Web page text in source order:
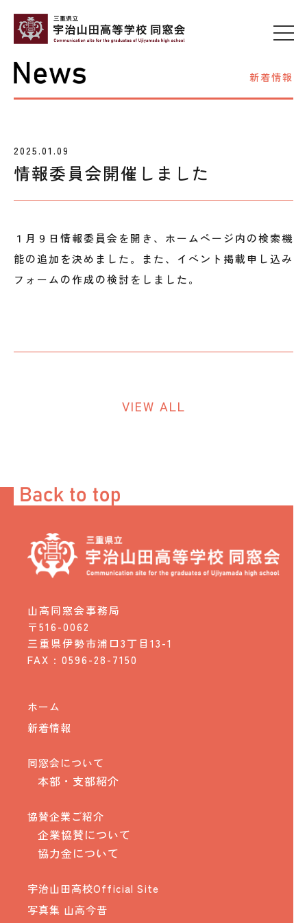
新着情報
2025.01.09
情報委員会開催しました
１月９日情報委員会を開き、ホームページ内の検索機
能の追加を決めました。また、イベント掲載申し込み
フォームの作成の検討をしました。
VIEW ALL
山高同窓会事務局
〒516-0062
三重県伊勢市浦口3丁目13-1
FAX : 0596-28-7150
ホーム
新着情報
同窓会について
本部・支部紹介
協賛企業ご紹介
企業協賛について
協力金について
宇治山田高校Official Site
写真集 山高今昔